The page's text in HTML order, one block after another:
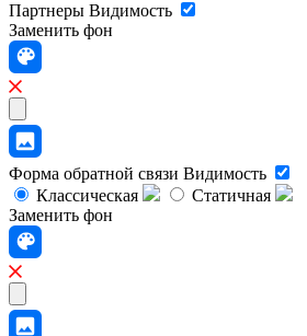
Партнеры Видимость
Заменить фон
Форма обратной связи Видимость
Классическая
Статичная
Заменить фон